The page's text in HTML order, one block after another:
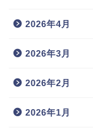
2026年4月
2026年3月
2026年2月
2026年1月